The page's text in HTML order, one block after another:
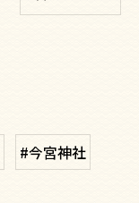
#今宮神社